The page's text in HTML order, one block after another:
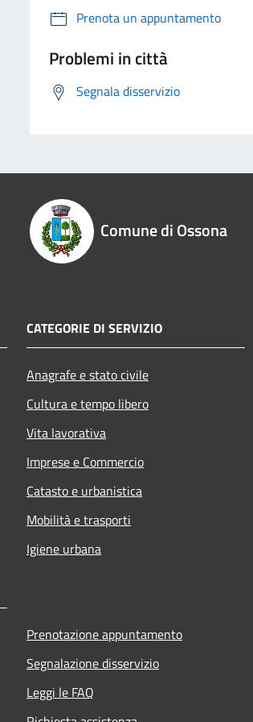
Prenota un appuntamento
Problemi in città
Segnala disservizio
Comune di Ossona
CATEGORIE DI SERVIZIO
Anagrafe e stato civile
Cultura e tempo libero
Vita lavorativa
Imprese e Commercio
Catasto e urbanistica
Mobilità e trasporti
Igiene urbana
Prenotazione appuntamento
Segnalazione disservizio
Leggi le FAQ